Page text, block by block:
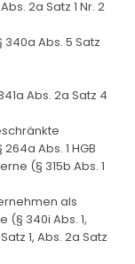
2a Satz 1 Nr. 2
Abs. 5 Satz
Abs. 2a Satz 4
Abs. 1 HGB
(§ 315b Abs. 1
als
340i Abs. 1,
1, Abs. 2a Satz